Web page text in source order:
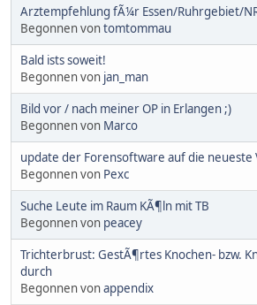
Arztempfehlung fÃ¼r Essen/Ruhrgebiet/
Begonnen vontomtommau
Bald ists soweit!
Begonnen von jan_man
Bild vor / nach meiner OP in Erlangen ;)
Begonnen von Marco
update der Forensoftware auf die neueste
Begonnen von Pexc
Suche Leute im Raum KÃ¶ln mit TB
Begonnen von peacey
Trichterbrust: GestÃ¶rtes Knochen- bzw.
durch
Begonnen vonappendix